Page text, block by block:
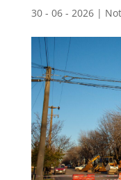
30 - 06 - 2026|